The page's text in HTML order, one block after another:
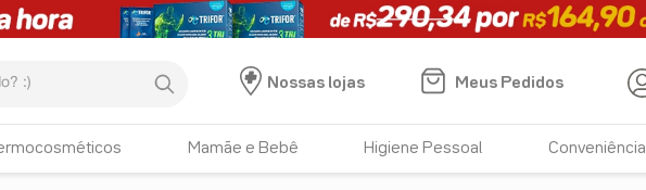
Nossas lojas
Meus Pedidos
Mamãe e Bebê Higiene Pessoal Conveniência